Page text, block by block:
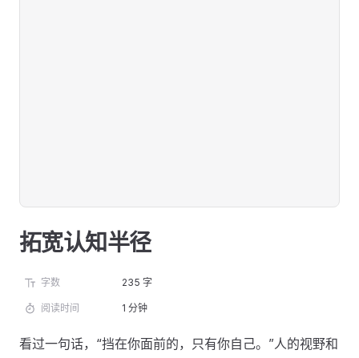
拓宽认知半径
字数 235 字
阅读时间 1 分钟
看过一句话，“挡在你面前的，只有你自己。”人的视野和